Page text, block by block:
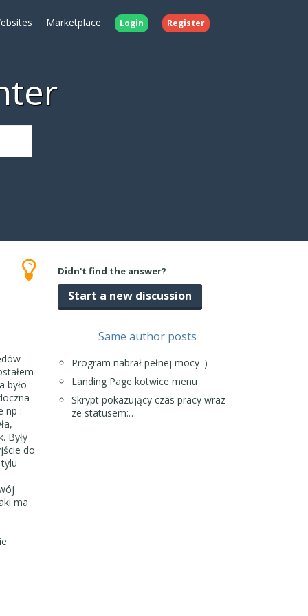
Marketplace Login Register
było
np :
Były
do
ma
Didn't find the answer?
Start a new discussion
Same author posts
Program nabrał pełnej mocy :)
Landing Page kotwice menu
Skrypt pokazujący czas pracy wraz
ze statusem:…